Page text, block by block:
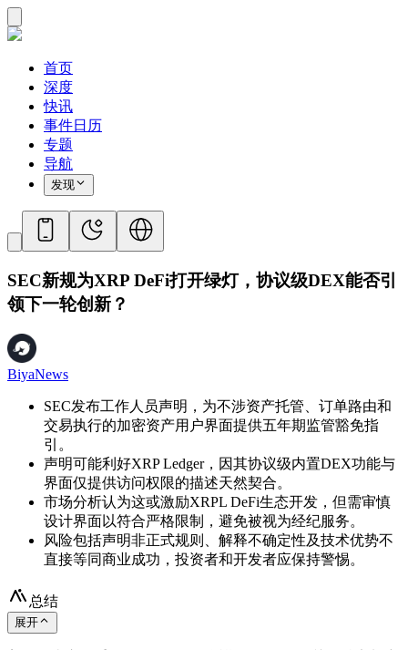
首页
深度
快讯
事件日历
专题
导航
发现
SEC新规为XRP DeFi打开绿灯，协议级DEX能否引
领下一轮创新？
BiyaNews
SEC发布工作人员声明，为不涉资产托管、订单路由和
交易执行的加密资产用户界面提供五年期监管豁免指
引。
声明可能利好XRP Ledger，因其协议级内置DEX功能与
界面仅提供访问权限的描述天然契合。
市场分析认为这或激励XRPL DeFi生态开发，但需审慎
设计界面以符合严格限制，避免被视为经纪服务。
风险包括声明非正式规则、解释不确定性及技术优势不
直接等同商业成功，投资者和开发者应保持警惕。
总结
展开